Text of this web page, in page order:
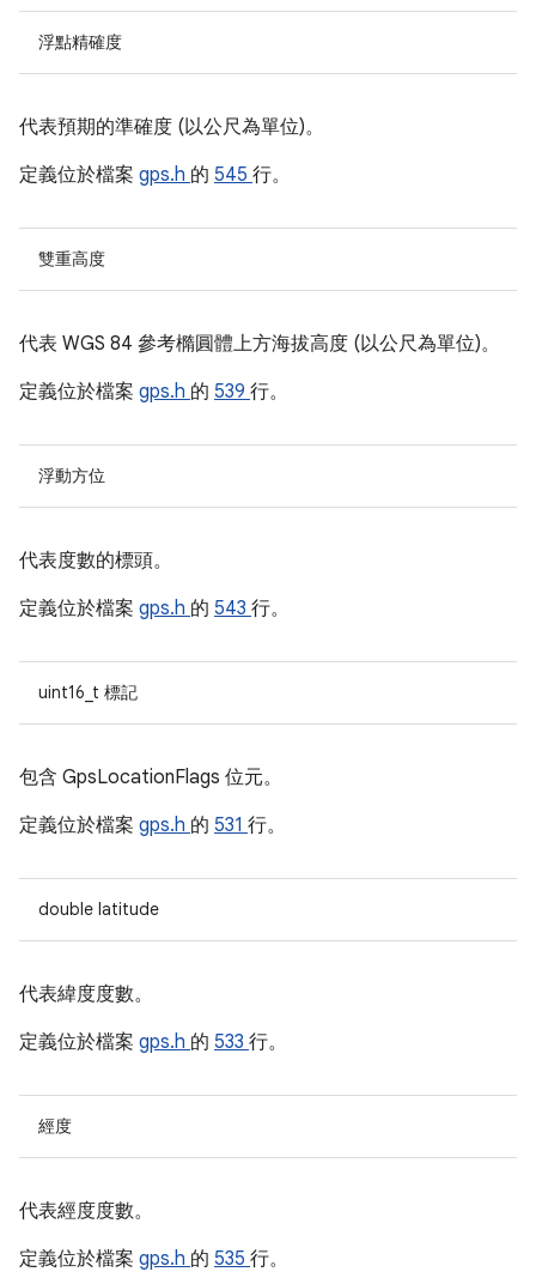
浮點精確度
代表預期的準確度 (以公尺為單位)。
定義位於檔案 gps.h 的 545 行。
雙重高度
代表 WGS 84 參考橢圓體上方海拔高度 (以公尺為單位)。
定義位於檔案 gps.h 的 539 行。
浮動方位
代表度數的標頭。
定義位於檔案 gps.h 的 543 行。
uint16_t 標記
包含 GpsLocationFlags 位元。
定義位於檔案 gps.h 的 531 行。
double latitude
代表緯度度數。
定義位於檔案 gps.h 的 533 行。
經度
代表經度度數。
定義位於檔案 gps.h 的 535 行。